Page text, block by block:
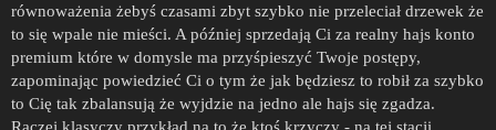
równoważenia żebyś czasami zbyt szybko nie przeleciał drzewek że
to się wpale nie mieści. A później sprzedają Ci za realny hajs konto
premium które w domysle ma przyśpieszyć Twoje postępy,
zapominając powiedzieć Ci o tym że jak będziesz to robił za szybko
to Cię tak zbalansują że wyjdzie na jedno ale hajs się zgadza.
Raczej klasyczy przykład na to że ktoś krzyczy - na tej stacji